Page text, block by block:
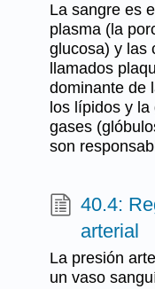
La sangre es
plasma (la
glucosa) y las
llamados
dominante de
los lípidos y
gases
son
40.4:
arterial
La presión
un vaso